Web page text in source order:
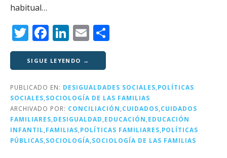
habitual…
T
w
it
te
r
F
a
c
e
b
o
o
k
Li
n
k
e
dI
n
E
m
ai
l p
a
rt
ir
SIGUE LEYENDO →
PUBLICADO EN: DESIGUALDADES SOCIALES,POLÍTICAS
SOCIALES,SOCIOLOGÍA DE LAS FAMILIAS
ARCHIVADO POR: CONCILIACIÓN,CUIDADOS,CUIDADOS
FAMILIARES,DESIGUALDAD,EDUCACIÓN,EDUCACIÓN
INFANTIL,FAMILIAS,POLÍTICAS FAMILIARES,POLÍTICAS
PÚBLICAS,SOCIOLOGÍA,SOCIOLOGÍA DE LAS FAMILIAS